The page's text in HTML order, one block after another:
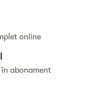
online
abonament